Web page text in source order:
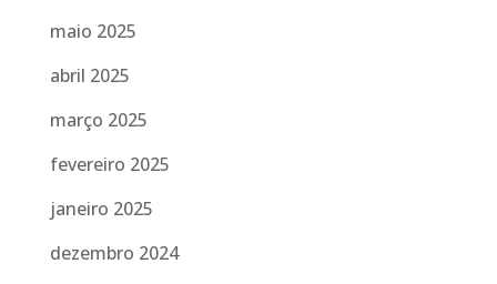
maio 2025
abril 2025
março 2025
fevereiro 2025
janeiro 2025
dezembro 2024